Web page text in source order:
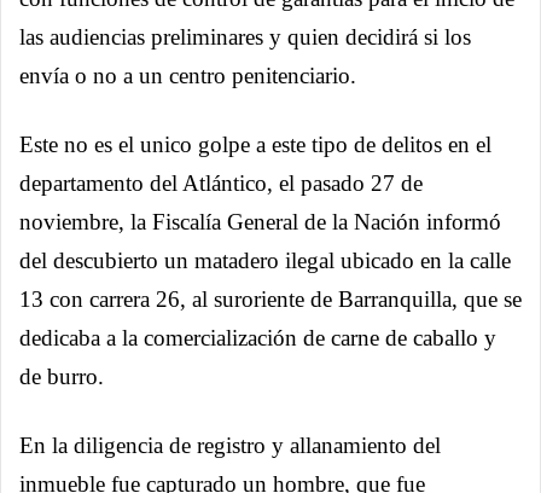
las audiencias preliminares y quien decidirá si los
envía o no a un centro penitenciario.
Este no es el unico golpe a este tipo de delitos en el
departamento del Atlántico, el pasado 27 de
noviembre, la Fiscalía General de la Nación informó
del descubierto un matadero ilegal ubicado en la calle
13 con carrera 26, al suroriente de Barranquilla, que se
dedicaba a la comercialización de carne de caballo y
de burro.
En la diligencia de registro y allanamiento del
inmueble fue capturado un hombre, que fue